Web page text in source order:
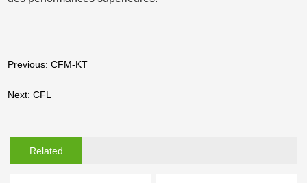
Previous: CFM-KT
Next: CFL
Related